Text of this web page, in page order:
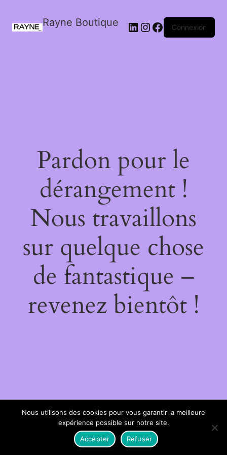
Rayne Boutique Connexion
Pardon pour le
dérangement !
Nous travaillons
sur quelque chose
de fantastique –
revenez bientôt !
Nous utilisons des cookies pour vous garantir la meilleure
expérience possible sur notre site.
Accepter
Refuser